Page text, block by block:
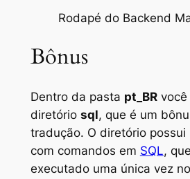
Rodapé do Backend
Bônus
Dentro da pasta pt_BRvocê
diretório sql, que é um
tradução. O diretório possui
com comandos em SQL,
executado uma única vez